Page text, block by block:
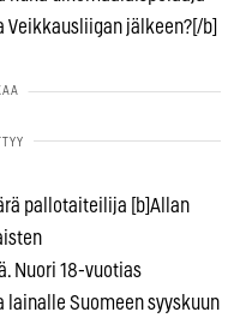
Veikkausliigan jälkeen?[/b]
pallotaiteilija [b]Allan
Nuori 18-vuotias
Suomeen syyskuun